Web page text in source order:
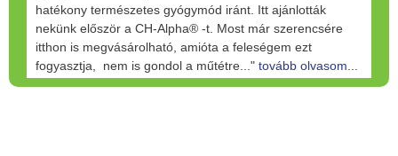
hatékony természetes gyógymód iránt. Itt ajánlották
nekünk először a CH-Alpha® -t. Most már szerencsére
itthon is megvásárolható, amióta a feleségem ezt
fogyasztja, nem is gondol a műtétre..." tovább olvasom...